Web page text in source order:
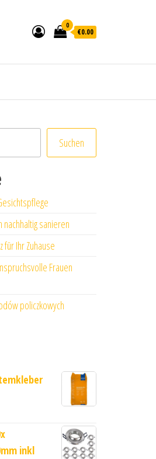
0
€0.00
Suchen
sanieren
für Ihr Zuhause
Frauen
policzkowych
inkl